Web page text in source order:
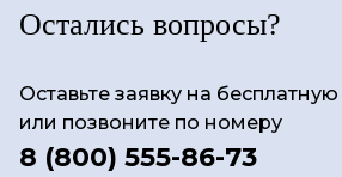
Остались вопросы?
Оставьте заявку на
или позвоните по номеру
8 (800) 555-86-73